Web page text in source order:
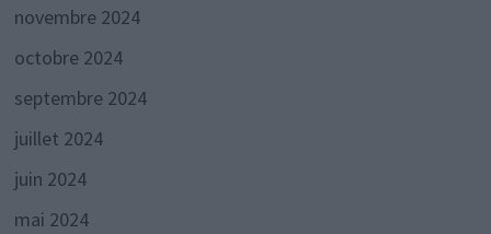
novembre 2024
octobre 2024
septembre 2024
juillet 2024
juin 2024
mai 2024